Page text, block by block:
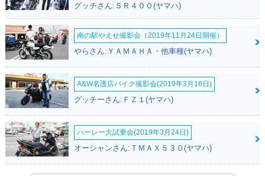
グッチさん:ＳＲ４００(ヤマハ)
南の駅やえせ撮影会（2019年11月24日開催）
やらさん:ＹＡＭＡＨＡ・他車種(ヤマハ)
A&W名護店バイク撮影会(2019年3月16日)
グッチーさん:ＦＺ１(ヤマハ)
ハーレー大試乗会(2019年3月24日)
オーシャンさん:ＴＭＡＸ５３０(ヤマハ)